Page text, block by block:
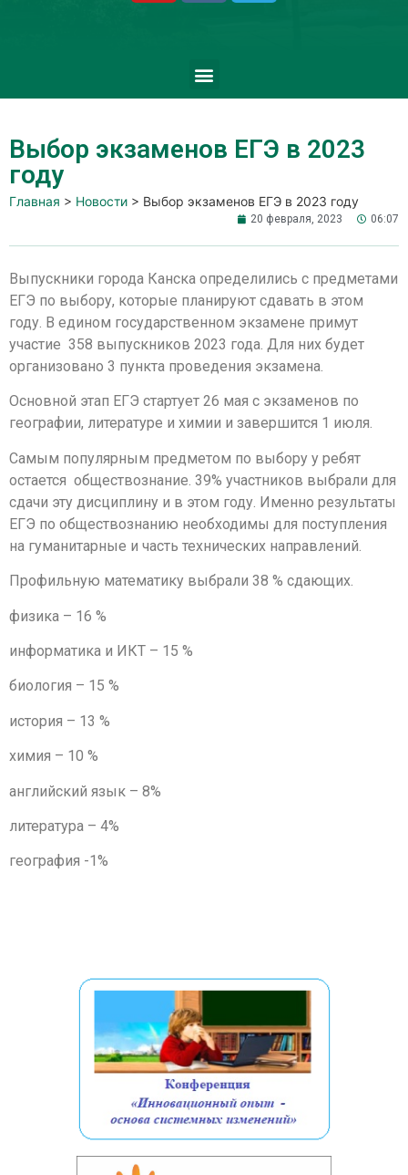
Выбор экзаменов ЕГЭ в 2023
году
Главная > Новости > Выбор экзаменов ЕГЭ в 2023 году
20 февраля, 2023 06:07
Выпускники города Канска определились с предметами
ЕГЭ по выбору, которые планируют сдавать в этом
году. В едином государственном экзамене примут
участие 358 выпускников 2023 года. Для них будет
организовано 3 пункта проведения экзамена.
Основной этап ЕГЭ стартует 26 мая с экзаменов по
географии, литературе и химии и завершится 1 июля.
Самым популярным предметом по выбору у ребят
остается обществознание. 39% участников выбрали для
сдачи эту дисциплину и в этом году. Именно результаты
ЕГЭ по обществознанию необходимы для поступления
на гуманитарные и часть технических направлений.
Профильную математику выбрали 38 % сдающих.
физика – 16 %
информатика и ИКТ – 15 %
биология – 15 %
история – 13 %
химия – 10 %
английский язык – 8%
литература – 4%
география -1%